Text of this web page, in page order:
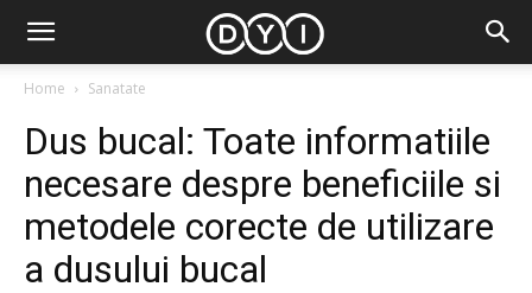
Home Sanatate
Dus bucal: Toate informatiile
necesare despre beneficiile si
metodele corecte de utilizare
a dusului bucal